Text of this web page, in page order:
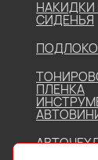
НАКИДКИ
СИДЕНЬЯ
ПЛЕНКА